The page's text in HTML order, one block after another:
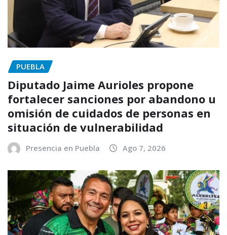
PUEBLA
Diputado Jaime Aurioles propone
fortalecer sanciones por abandono u
omisión de cuidados de personas en
situación de vulnerabilidad
Presencia en Puebla Ago 7, 2026